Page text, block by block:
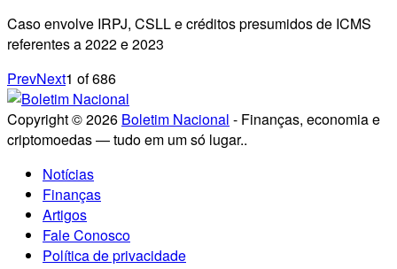
Caso envolve IRPJ, CSLL e créditos presumidos de ICMS
referentes a 2022 e 2023
PrevNext1 of686
Copyright © 2026 Boletim Nacional - Finanças, economia e
criptomoedas — tudo em um só lugar..
Notícias
Finanças
Artigos
Fale Conosco
Política de privacidade